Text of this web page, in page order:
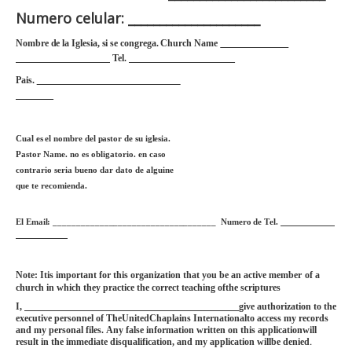
Numero celular: _____________________
Nombre de la Iglesia, si se congrega. ChurchName
Tel.
Pais.
Cual es el nombre del pastor de su iglesia.
Pastor Name. no es obligatorio. en caso
contrario seria bueno dar dato de alguine
que te recomienda.
El Email: ___________________________________ Numero de Tel.
Note: Itis important forthis organizationthat you be an active member of a
church in which they practice the correctteaching ofthe scriptures
I,
give authorization to the
executive personnel of TheUnitedChaplains Internationalto access my records
and my personal files. Any false information written onthis applicationwill
result inthe immediate disqualification, and my application willbe denied.